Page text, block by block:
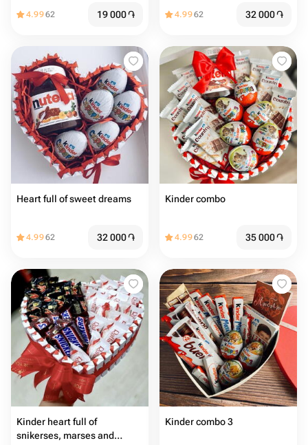
4.9962 19 000֏ 4.9962 32 000֏
Heart full of sweet dreams
4.9962 32 000֏
Kinder combo
4.9962 35 000֏
Kinder heart full of
snikerses, marses and
Kinder combo 3